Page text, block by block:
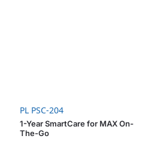
PL PSC-204
1-Year SmartCare for MAX On-
The-Go